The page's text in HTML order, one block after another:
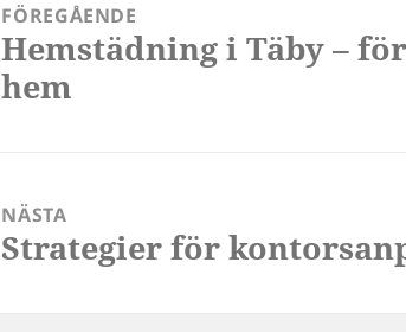
FÖREGÅENDE
Föregående
inlägg:
Hemstädning i Täby –
hem
NÄSTA
Nästa
Strategier för